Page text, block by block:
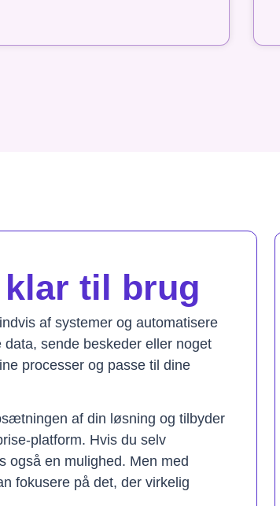
til brug
af systemer og automatisere
sende beskeder eller noget
processer og passe til dine
af din løsning og tilbyder
platform. Hvis du selv
en mulighed. Men med
fokusere på det, der virkelig